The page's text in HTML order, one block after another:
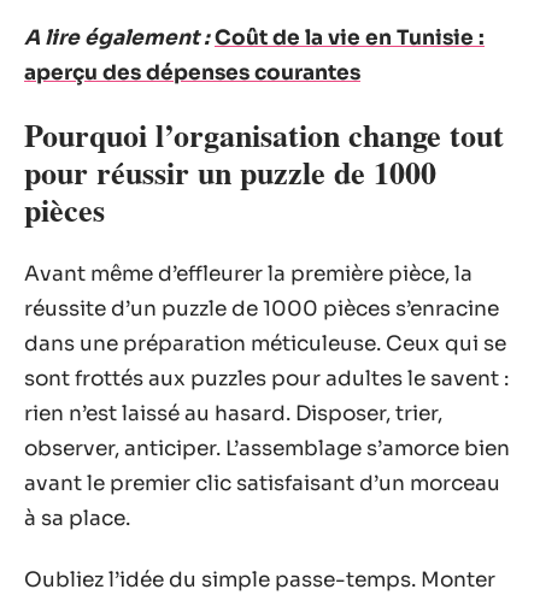
A lire également :Coût de la vie en Tunisie :
aperçu des dépenses courantes
Pourquoi l’organisation change tout
pour réussir un puzzle de 1000
pièces
Avant même d’effleurer la première pièce, la
réussite d’un puzzle de 1000 pièces s’enracine
dans une préparation méticuleuse. Ceux qui se
sont frottés aux puzzles pour adultes le savent :
rien n’est laissé au hasard. Disposer, trier,
observer, anticiper. L’assemblage s’amorce bien
avant le premier clic satisfaisant d’un morceau
à sa place.
Oubliez l’idée du simple passe-temps. Monter